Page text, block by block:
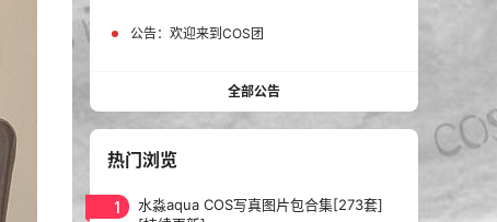
公告： 欢迎来到COS团
全部公告
热门浏览
1
水淼aqua COS写真图片包合集[273套]